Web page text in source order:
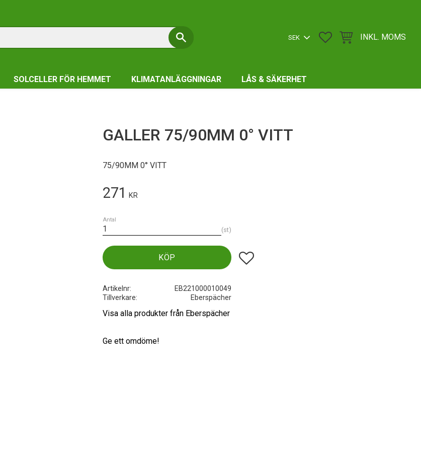
FAVORITER
KUNDVAGNINKL. MOMS
SOLCELLER FÖR HEMMET KLIMATANLÄGGNINGAR LÅS & SÄKERHET
GALLER 75/90MM 0° VITT
75/90MM 0° VITT
271 KR
Antal
st
KÖP Lägg till i favoriter
Artikelnr
EB221000010049
Tillverkare
Eberspächer
Visa alla produkter från Eberspächer
Ge ett omdöme!